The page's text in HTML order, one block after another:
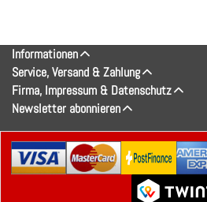
Informationen
Service, Versand & Zahlung
Firma, Impressum & Datenschutz
Newsletter abonnieren